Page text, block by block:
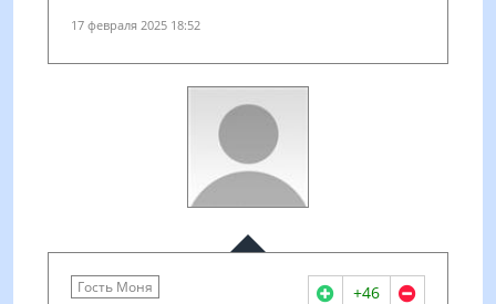
17 февраля 2025 18:52
Гость Моня +46